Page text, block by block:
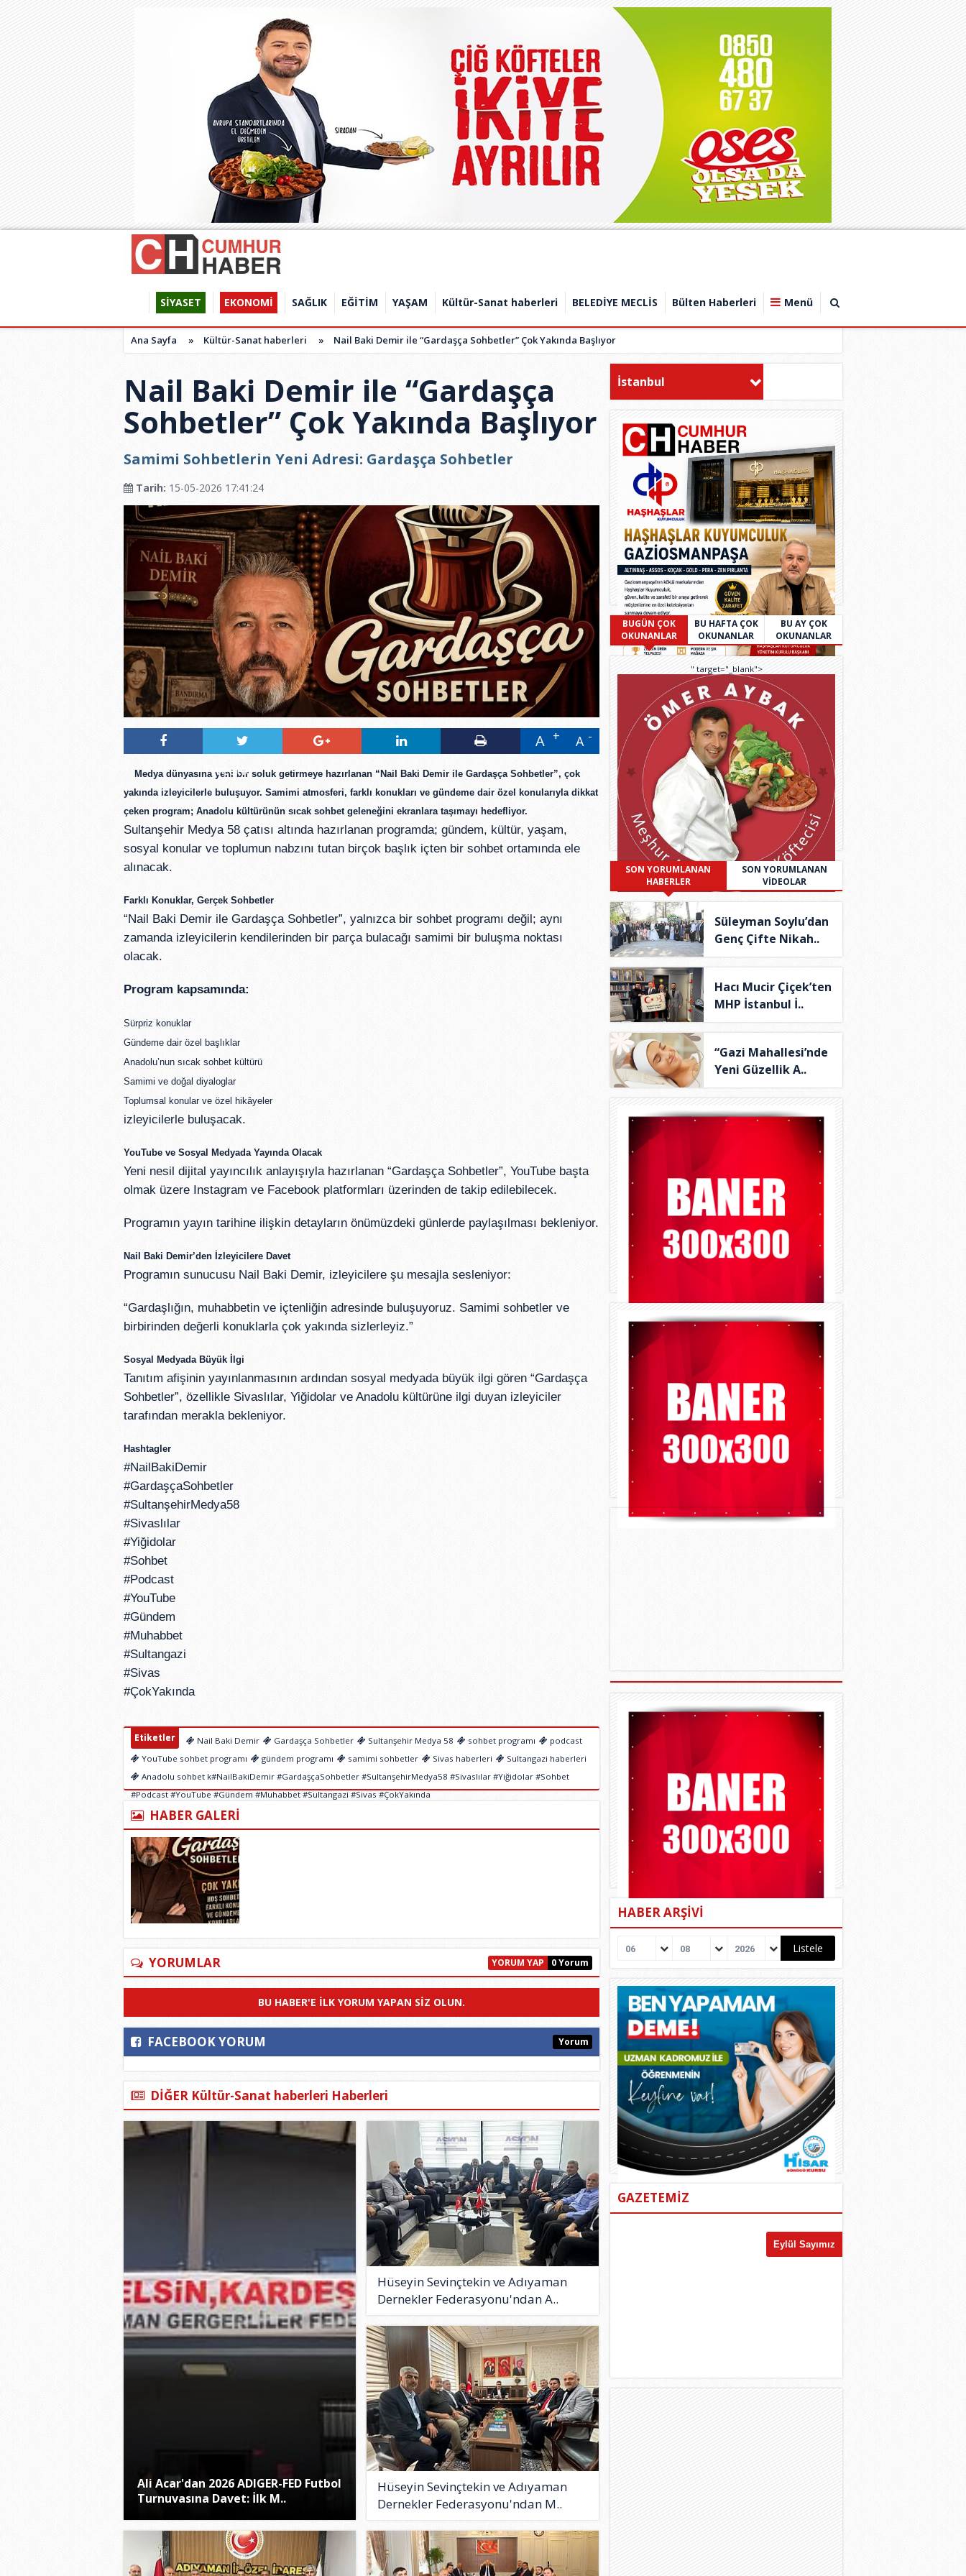
SİYASET EKONOMİ SAĞLIK EĞİTİM YAŞAM Kültür-Sanat haberleri BELEDİYE MECLİS Bülten Haberleri Menü
Ana Sayfa » Kültür-Sanat haberleri » Nail Baki Demir ile “Gardaşça Sohbetler” Çok Yakında Başlıyor
Nail Baki Demir ile “Gardaşça
Sohbetler” Çok Yakında Başlıyor
Samimi Sohbetlerin Yeni Adresi: Gardaşça Sohbetler
Tarih: 15-05-2026 17:41:24
Tweetle
A A
Medya dünyasına yeni bir soluk getirmeye hazırlanan “Nail Baki Demir ile Gardaşça Sohbetler”, çok
yakında izleyicilerle buluşuyor. Samimi atmosferi, farklı konukları ve gündeme dair özel konularıyla dikkat
çeken program; Anadolu kültürünün sıcak sohbet geleneğini ekranlara taşımayı hedefliyor.
Sultanşehir Medya 58 çatısı altında hazırlanan programda; gündem, kültür, yaşam,
sosyal konular ve toplumun nabzını tutan birçok başlık içten bir sohbet ortamında ele
alınacak.
Farklı Konuklar, Gerçek Sohbetler
“Nail Baki Demir ile Gardaşça Sohbetler”, yalnızca bir sohbet programı değil; aynı
zamanda izleyicilerin kendilerinden bir parça bulacağı samimi bir buluşma noktası
olacak.
Program kapsamında:
Sürpriz konuklar
Gündeme dair özel başlıklar
Anadolu’nun sıcak sohbet kültürü
Samimi ve doğal diyaloglar
Toplumsal konular ve özel hikâyeler
izleyicilerle buluşacak.
YouTube ve Sosyal Medyada Yayında Olacak
Yeni nesil dijital yayıncılık anlayışıyla hazırlanan “Gardaşça Sohbetler”, YouTube başta
olmak üzere Instagram ve Facebook platformları üzerinden de takip edilebilecek.
Programın yayın tarihine ilişkin detayların önümüzdeki günlerde paylaşılması bekleniyor.
Nail Baki Demir’den İzleyicilere Davet
Programın sunucusu Nail Baki Demir, izleyicilere şu mesajla sesleniyor:
“Gardaşlığın, muhabbetin ve içtenliğin adresinde buluşuyoruz. Samimi sohbetler ve
birbirinden değerli konuklarla çok yakında sizlerleyiz.”
Sosyal Medyada Büyük İlgi
Tanıtım afişinin yayınlanmasının ardından sosyal medyada büyük ilgi gören “Gardaşça
Sohbetler”, özellikle Sivaslılar, Yiğidolar ve Anadolu kültürüne ilgi duyan izleyiciler
tarafından merakla bekleniyor.
Hashtagler
#NailBakiDemir
#GardaşçaSohbetler
#SultanşehirMedya58
#Sivaslılar
#Yiğidolar
#Sohbet
#Podcast
#YouTube
#Gündem
#Muhabbet
#Sultangazi
#Sivas
#ÇokYakında
Etiketler Nail Baki Demir Gardaşça Sohbetler Sultanşehir Medya 58 sohbet programı
podcast
YouTube sohbet programı
gündem programı samimi sohbetler Sivas haberleri
Sultangazi haberleri
Anadolu sohbet k#NailBakiDemir #GardaşçaSohbetler #SultanşehirMedya58 #Sivaslılar #Yiğidolar #Sohbet
#Podcast #YouTube #Gündem #Muhabbet #Sultangazi #Sivas #ÇokYakında
HABER GALERİ
YORUMLAR 0 Yorum
YORUM YAP
BU HABER'E ILK YORUM YAPAN SIZ OLUN.
FACEBOOK YORUM Yorum
DİĞER Kültür-Sanat haberleri Haberleri
Ali Acar'dan 2026 ADIGER-FED Futbol
Turnuvasına Davet: İlk M..
Hüseyin Sevinçtekin ve Adıyaman
Dernekler Federasyonu'ndan A..
Hüseyin Sevinçtekin ve Adıyaman
Dernekler Federasyonu'ndan M..
İstanbul
BUGÜN ÇOK
OKUNANLAR
BU HAFTA ÇOK
OKUNANLAR
BU AY ÇOK
OKUNANLAR
" target="_blank">
SON YORUMLANAN
HABERLER
SON YORUMLANAN
VİDEOLAR
Süleyman Soylu’dan
Genç Çifte Nikah..
Hacı Mucir Çiçek’ten
MHP İstanbul İ..
“Gazi Mahallesi’nde
Yeni Güzellik A..
HABER ARŞİVİ
06 08 2026
GAZETEMİZ